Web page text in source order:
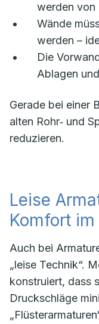
werden von
Wände
werden –
Die
Ablagen
Gerade bei einer
alten Rohr‑ und
reduzieren.
Leise
Komfort
Auch bei
„leise Technik“.
konstruiert, dass
Druckschläge